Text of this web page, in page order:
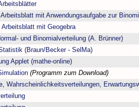
mit Anwendungsaufgabe zur
Arbeitsblatt mit Geogebra
und Binomialverteilung (A. Brünner)
(Braun/Becker - SelMa)
Applet (mathe-online)
(Programm zum Download)
Wahrscheinlichkeitsverteilungen,